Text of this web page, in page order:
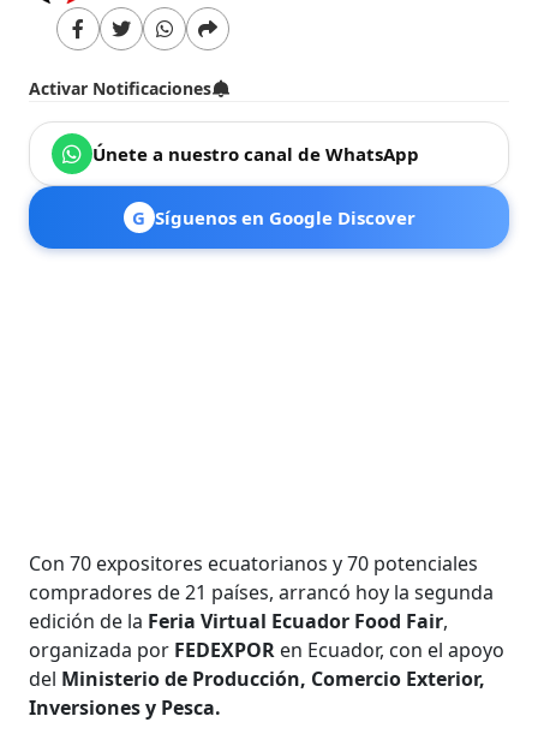
Activar Notificaciones
Únete a nuestro canal de WhatsApp
G Síguenos en Google Discover
Con 70 expositores ecuatorianos y 70 potenciales
compradores de 21 países, arrancó hoy la segunda
edición de la Feria Virtual Ecuador Food Fair,
organizada por FEDEXPOR en Ecuador, con el apoyo
del Ministerio de Producción, Comercio Exterior,
Inversiones y Pesca.